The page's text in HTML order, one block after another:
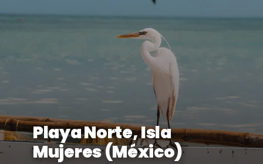
Playa Norte, Isla
Mujeres (México)